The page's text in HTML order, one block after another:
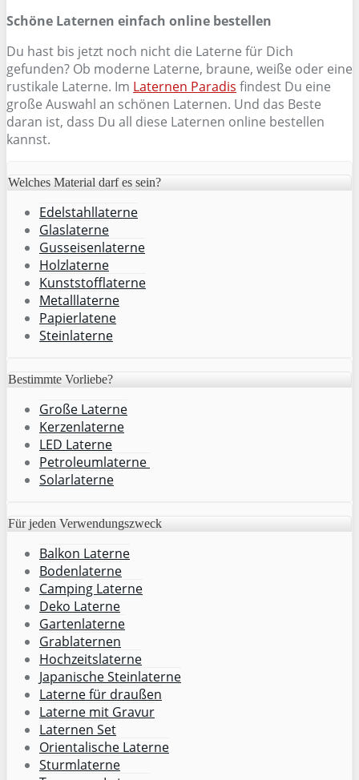
Schöne Laternen einfach online bestellen
Du hast bis jetzt noch nicht die Laterne für Dich
gefunden? Ob moderne Laterne, braune, weiße oder eine
rustikale Laterne. Im Laternen Paradis findest Du eine
große Auswahl an schönen Laternen. Und das Beste
daran ist, dass Du all diese Laternen online bestellen
kannst.
Welches Material darf es sein?
Edelstahllaterne
Glaslaterne
Gusseisenlaterne
Holzlaterne
Kunststofflaterne
Metalllaterne
Papierlatene
Steinlaterne
Bestimmte Vorliebe?
Große Laterne
Kerzenlaterne
LED Laterne
Petroleumlaterne
Solarlaterne
Für jeden Verwendungszweck
Balkon Laterne
Bodenlaterne
Camping Laterne
Deko Laterne
Gartenlaterne
Grablaternen
Hochzeitslaterne
Japanische Steinlaterne
Laterne für draußen
Laterne mit Gravur
Laternen Set
Orientalische Laterne
Sturmlaterne